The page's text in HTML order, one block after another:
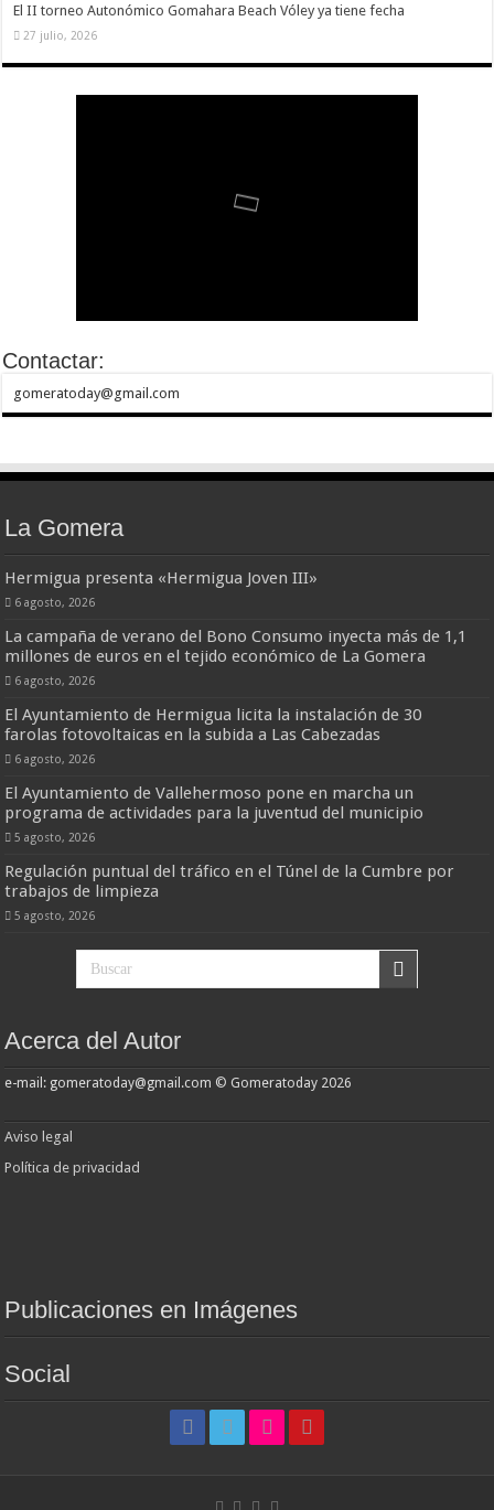
El II torneo Autonómico Gomahara Beach Vóley ya tiene fecha
27 julio, 2026
Contactar:
gomeratoday@gmail.com
La Gomera
Hermigua presenta «Hermigua Joven III»
6 agosto, 2026
La campaña de verano del Bono Consumo inyecta más de 1,1
millones de euros en el tejido económico de La Gomera
6 agosto, 2026
El Ayuntamiento de Hermigua licita la instalación de 30
farolas fotovoltaicas en la subida a Las Cabezadas
6 agosto, 2026
El Ayuntamiento de Vallehermoso pone en marcha un
programa de actividades para la juventud del municipio
5 agosto, 2026
Regulación puntual del tráfico en el Túnel de la Cumbre por
trabajos de limpieza
5 agosto, 2026
Acerca del Autor
e-mail: gomeratoday@gmail.com © Gomeratoday 2026
Aviso legal
Política de privacidad
Publicaciones en Imágenes
Social